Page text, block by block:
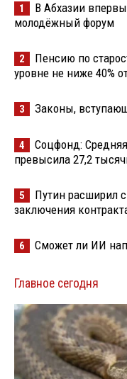
1
В Абхазии
молодёжный форум
2
Пенсию по
уровне не ниже 40%
3 Законы,
4
Соцфонд:
превысила 27,2
5
Путин расширил
заключения
6 Сможет ли ИИ
Главное сегодня